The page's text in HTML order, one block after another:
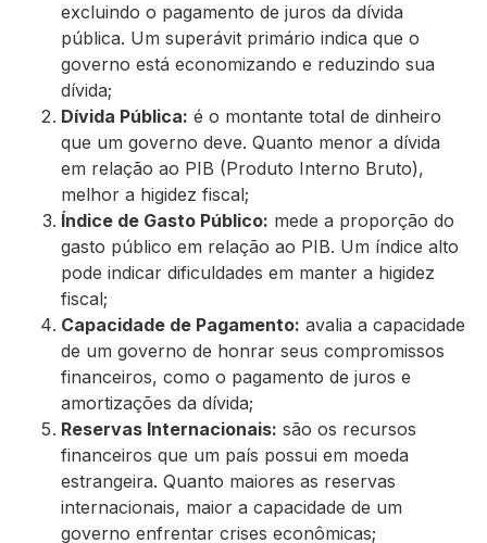
excluindo o pagamento de juros da dívida
pública. Um superávit primário indica que o
governo está economizando e reduzindo sua
dívida;
Dívida Pública: é o montante total de dinheiro
que um governo deve. Quanto menor a dívida
em relação ao PIB (Produto Interno Bruto),
melhor a higidez fiscal;
Índice de Gasto Público: mede a proporção do
gasto público em relação ao PIB. Um índice alto
pode indicar dificuldades em manter a higidez
fiscal;
Capacidade de Pagamento: avalia a capacidade
de um governo de honrar seus compromissos
financeiros, como o pagamento de juros e
amortizações da dívida;
Reservas Internacionais: são os recursos
financeiros que um país possui em moeda
estrangeira. Quanto maiores as reservas
internacionais, maior a capacidade de um
governo enfrentar crises econômicas;